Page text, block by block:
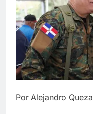
Por Alejandro